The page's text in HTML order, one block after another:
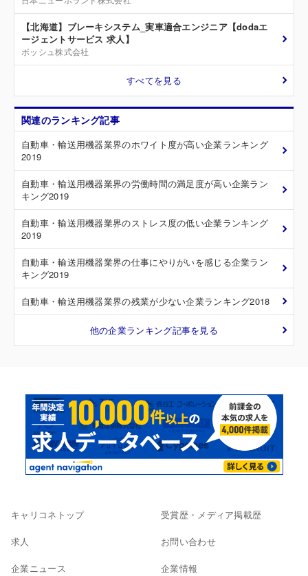
【北海道】ブレーキシステム_実車適合エンジニア【dodaエ
ージェントサービス 求人】
ボッシュ株式会社
すべてを見る
関連のランキング記事
自動車・輸送用機器業界のホワイト度が高い企業ランキング
2019
自動車・輸送用機器業界の労働時間の満足度が高い企業ラン
キング2019
自動車・輸送用機器業界のストレス度の低い企業ランキング
2019
自動車・輸送用機器業界の仕事にやりがいを感じる企業ラン
キング2019
自動車・輸送用機器業界の残業が少ない企業ランキング2018
他の企業ランキング記事を見る
キャリコネトップ
求人
企業ニュース
受賞歴・メディア掲載歴
お問い合わせ
企業情報